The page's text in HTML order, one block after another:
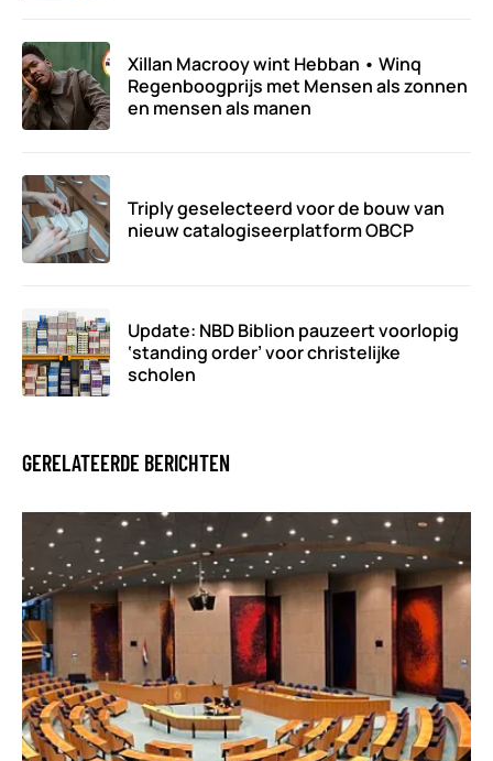
Xillan Macrooy wint Hebban • Winq
Regenboogprijs met Mensen als zonnen
en mensen als manen
Triply geselecteerd voor de bouw van
nieuw catalogiseerplatform OBCP
Update: NBD Biblion pauzeert voorlopig
‘standing order’ voor christelijke
scholen
GERELATEERDE BERICHTEN